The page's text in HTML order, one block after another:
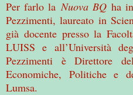
Per farlo laNuova BQha
Pezzimenti, laureato in
già docente presso la
LUISS e all’Università
Pezzimenti è Direttore
Economiche, Politiche e
Lumsa.